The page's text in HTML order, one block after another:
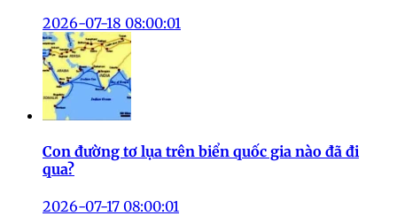
2026-07-18 08:00:01
Con đường tơ lụa trên biển quốc gia nào đã đi
qua?
2026-07-17 08:00:01